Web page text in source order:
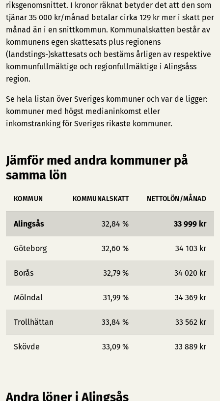
riksgenomsnittet. I kronor räknat betyder det att den som
tjänar 35 000 kr/månad betalar cirka 129 kr mer i skatt per
månad än i en snittkommun. Kommunalskatten består av
kommunens egen skattesats plus regionens
(landstings-)skattesats och bestäms årligen av respektive
kommunfullmäktige och regionfullmäktige i Alingsåss
region.
Se hela listan över Sveriges kommuner och var de ligger:
kommuner med högst medianinkomst eller
inkomstranking för Sveriges rikaste kommuner.
Jämför med andra kommuner på
samma lön
KOMMUN KOMMUNALSKATT NETTOLÖN/MÅNAD
Alingsås 32,84 % 33 999 kr
Göteborg 32,60 % 34 103 kr
Borås 32,79 % 34 020 kr
Mölndal 31,99 % 34 369 kr
Trollhättan 33,84 % 33 562 kr
Skövde 33,09 % 33 889 kr
Andra löner i Alingsås